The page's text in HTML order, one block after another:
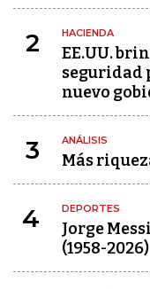
2 HACIENDA
EE.UU.
seguridad
nuevo
3 ANÁLISIS
Más
4 DEPORTES
Jorge Messi
(1958-2026)